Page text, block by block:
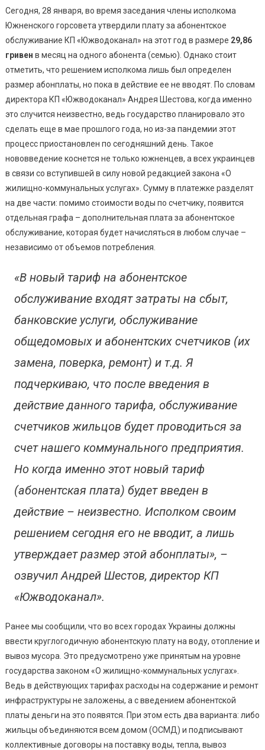
Сегодня, 28 января, во время заседания члены исполкома
Южненского горсовета утвердили плату за абонентское
обслуживание КП «Южводоканал» на этот год в размере 29,86
гривен в месяц на одного абонента (семью). Однако стоит
отметить, что решением исполкома лишь был определен
размер абонплаты, но пока в действие ее не вводят. По словам
директора КП «Южводоканал» Андрея Шестова, когда именно
это случится неизвестно, ведь государство планировало это
сделать еще в мае прошлого года, но из-за пандемии этот
процесс приостановлен по сегодняшний день. Такое
нововведение коснется не только южненцев, а всех украинцев
в связи со вступившей в силу новой редакцией закона «О
жилищно-коммунальных услугах». Сумму в платежке разделят
на две части: помимо стоимости воды по счетчику, появится
отдельная графа – дополнительная плата за абонентское
обслуживание, которая будет начисляться в любом случае –
независимо от объемов потребления.
«В новый тариф на абонентское
обслуживание входят затраты на сбыт,
банковские услуги, обслуживание
общедомовых и абонентских счетчиков (их
замена, поверка, ремонт) и т.д. Я
подчеркиваю, что после введения в
действие данного тарифа, обслуживание
счетчиков жильцов будет проводиться за
счет нашего коммунального предприятия.
Но когда именно этот новый тариф
(абонентская плата) будет введен в
действие – неизвестно. Исполком своим
решением сегодня его не вводит, а лишь
утверждает размер этой абонплаты», –
озвучил Андрей Шестов, директор КП
«Южводоканал».
Ранее мы сообщили, что во всех городах Украины должны
ввести круглогодичную абонентскую плату на воду, отопление и
вывоз мусора. Это предусмотрено уже принятым на уровне
государства законом «О жилищно-коммунальных услугах».
Ведь в действующих тарифах расходы на содержание и ремонт
инфраструктуры не заложены, а с введением абонентской
платы деньги на это появятся. При этом есть два варианта: либо
жильцы объединяются всем домом (ОСМД) и подписывают
коллективные договоры на поставку воды, тепла, вывоз